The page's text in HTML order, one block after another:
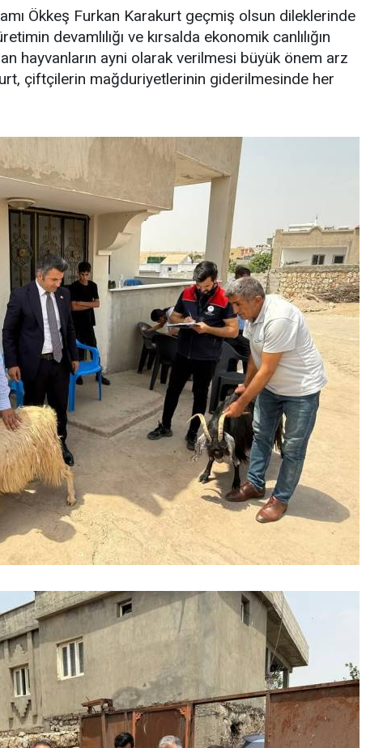
Ökkeş Furkan Karakurt geçmiş olsun dileklerinde
devamlılığı ve kırsalda ekonomik canlılığın
hayvanların ayni olarak verilmesi büyük önem arz
çiftçilerin mağduriyetlerinin giderilmesinde her